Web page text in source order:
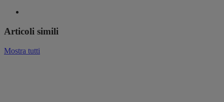
Articoli simili
Mostra tutti